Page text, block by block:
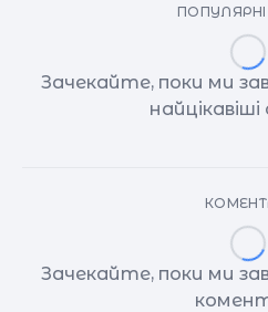
ПОПУЛЯРНІ
Зачекайте, поки ми
Зачекайте, поки ми